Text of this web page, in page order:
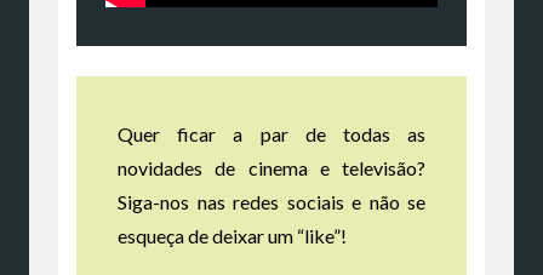
Quer ficar a par de todas as
novidades de cinema e televisão?
Siga-nos nas redes sociais e não se
esqueça de deixar um “like”!